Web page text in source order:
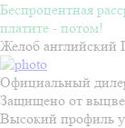
Беспроцентная
платите - потом!
Желоб
Официальный
Защищено от
Высокий профиль